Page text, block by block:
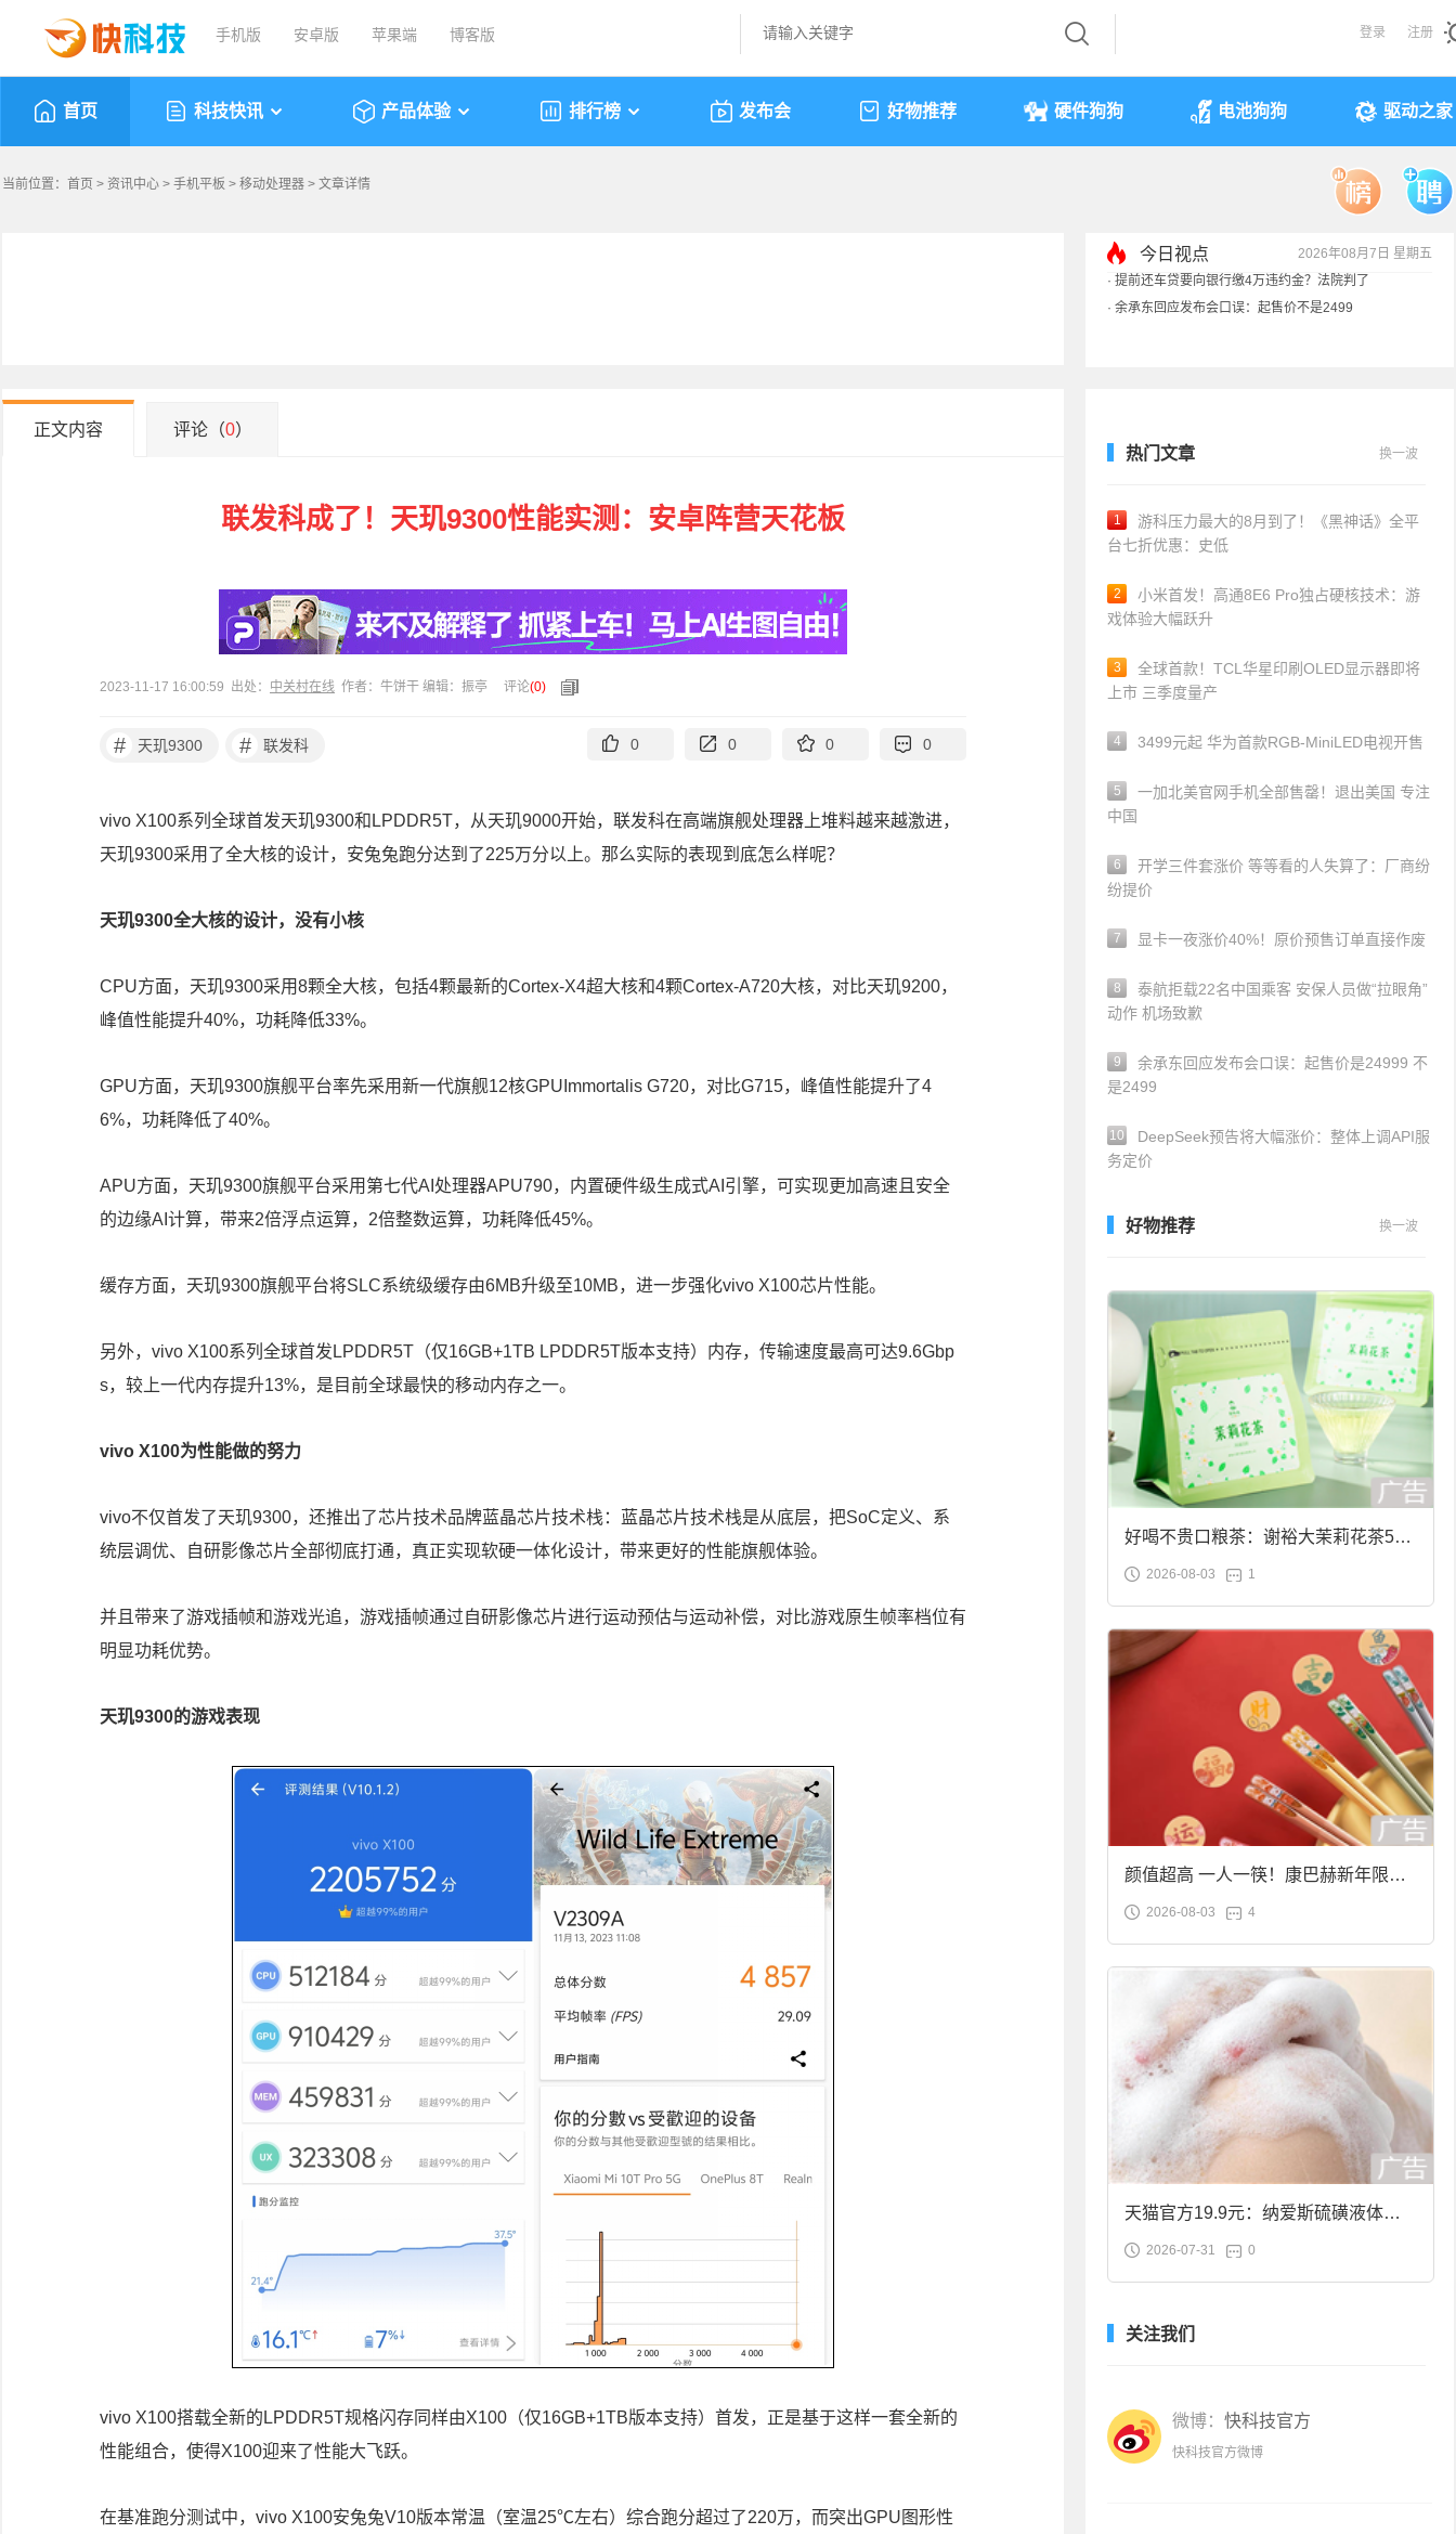
手机版 安卓版 苹果端 博客版 登录 注册
首页 科技快讯 产品体验 排行榜 发布会 好物推荐 硬件狗狗 电池狗狗 驱动之家
当前位置： 首页 > 资讯中心 > 手机平板 > 移动处理器 > 文章详情
今日视点 2026年08月7日 星期五
· 余承东回应发布会口误：起售价不是2499
· 奥迪斥巨资打造的电子门把手 CEO试驾后叫停
正文内容 评论（0）
联发科成了！天玑9300性能实测：安卓阵营天花板
2023-11-17 16:00:59 出处： 中关村在线 作者：牛饼干 编辑：振亭 评论(0)
# 天玑9300 # 联发科 0 0 0 0
vivo X100系列全球首发天玑9300和LPDDR5T，从天玑9000开始，联发科在高端旗舰处理器上堆料越来越激进，
天玑9300采用了全大核的设计，安兔兔跑分达到了225万分以上。那么实际的表现到底怎么样呢？
天玑9300全大核的设计，没有小核
CPU方面，天玑9300采用8颗全大核，包括4颗最新的Cortex-X4超大核和4颗Cortex-A720大核，对比天玑9200，
峰值性能提升40%，功耗降低33%。
GPU方面，天玑9300旗舰平台率先采用新一代旗舰12核GPUImmortalis G720，对比G715，峰值性能提升了4
6%，功耗降低了40%。
APU方面，天玑9300旗舰平台采用第七代AI处理器APU790，内置硬件级生成式AI引擎，可实现更加高速且安全
的边缘AI计算，带来2倍浮点运算，2倍整数运算，功耗降低45%。
缓存方面，天玑9300旗舰平台将SLC系统级缓存由6MB升级至10MB，进一步强化vivo X100芯片性能。
另外，vivo X100系列全球首发LPDDR5T（仅16GB+1TB LPDDR5T版本支持）内存，传输速度最高可达9.6Gbp
s，较上一代内存提升13%，是目前全球最快的移动内存之一。
vivo X100为性能做的努力
vivo不仅首发了天玑9300，还推出了芯片技术品牌蓝晶芯片技术栈：蓝晶芯片技术栈是从底层，把SoC定义、系
统层调优、自研影像芯片全部彻底打通，真正实现软硬一体化设计，带来更好的性能旗舰体验。
并且带来了游戏插帧和游戏光追，游戏插帧通过自研影像芯片进行运动预估与运动补偿，对比游戏原生帧率档位有
明显功耗优势。
天玑9300的游戏表现
vivo X100搭载全新的LPDDR5T规格闪存同样由X100（仅16GB+1TB版本支持）首发，正是基于这样一套全新的
性能组合，使得X100迎来了性能大飞跃。
在基准跑分测试中，vivo X100安兔兔V10版本常温（室温25℃左右）综合跑分超过了220万，而突出GPU图形性
热门文章 换一波
1
游科压力最大的8月到了！《黑神话》全平
台七折优惠：史低
2
小米首发！高通8E6 Pro独占硬核技术：游
戏体验大幅跃升
3
全球首款！TCL华星印刷OLED显示器即将
上市 三季度量产
4 3499元起 华为首款RGB-MiniLED电视开售
5
一加北美官网手机全部售罄！退出美国 专注
中国
6
开学三件套涨价 等等看的人失算了：厂商纷
纷提价
7 显卡一夜涨价40%！原价预售订单直接作废
8
泰航拒载22名中国乘客 安保人员做“拉眼角”
动作 机场致歉
9
余承东回应发布会口误：起售价是24999 不
是2499
10
DeepSeek预告将大幅涨价：整体上调API服
务定价
好物推荐 换一波
好喝不贵口粮茶：谢裕大茉莉花茶50g
袋装9.9元到手
2026-08-03 1
颜值超高 一人一筷！康巴赫新年限定
合金筷子大促：19.9元
2026-08-03 4
天猫官方19.9元：纳爱斯硫磺液体香
皂2斤大促
2026-07-31 0
关注我们
微博： 快科技官方
快科技官方微博